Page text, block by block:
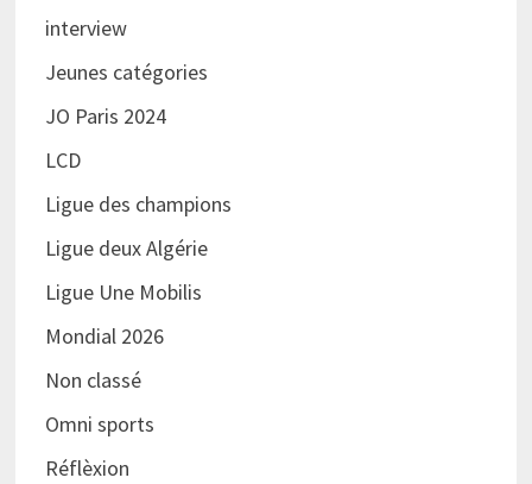
interview
Jeunes catégories
JO Paris 2024
LCD
Ligue des champions
Ligue deux Algérie
Ligue Une Mobilis
Mondial 2026
Non classé
Omni sports
Réflèxion